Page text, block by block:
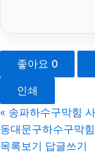
좋아요 0
인쇄
« 송파하수구막힘
동대문구하수구막
목록보기
답글쓰기